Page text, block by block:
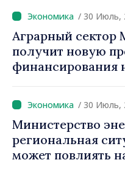
и обрабатываться
автоматически
/ 30 Июль,
Аграрный сектор
получит новую
финансирования
/ 30 Июль,
Министерство
региональная
может повлиять